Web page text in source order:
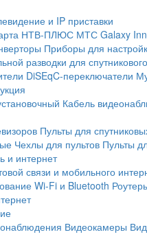
и IP приставки
НТВ-ПЛЮС МТС Galaxy
Приборы для
разводки для
DiSEqC-переключатели
Кабель
Пульты для
Чехлы для пультов Пульты
и интернет
связи и мобильного
Wi-Fi и Bluetooth
Видеокамеры